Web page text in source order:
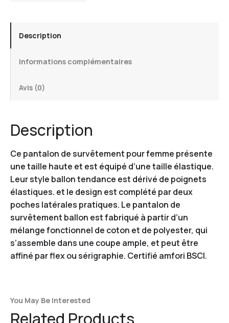
Description
Informations complémentaires
Avis (0)
Description
Ce pantalon de survêtement pour femme présente
une taille haute et est équipé d’une taille élastique.
Leur style ballon tendance est dérivé de poignets
élastiques. et le design est complété par deux
poches latérales pratiques. Le pantalon de
survêtement ballon est fabriqué à partir d’un
mélange fonctionnel de coton et de polyester, qui
s’assemble dans une coupe ample, et peut être
affiné par flex ou sérigraphie. Certifié amfori BSCI.
You May Be Interested
Related Products